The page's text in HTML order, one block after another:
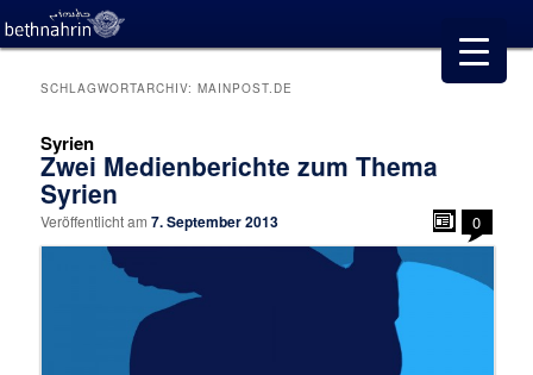
SCHLAGWORTARCHIV:MAINPOST.DE
Syrien
Zwei Medienberichte zum Thema
Syrien
Veröffentlicht am7. September 2013 0